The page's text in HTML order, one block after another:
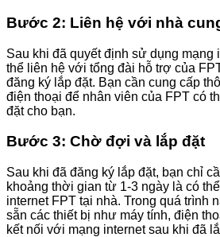
Bước 2: Liên hệ với nhà
Sau khi đã quyết định sử dụng mạng
thể liên hệ với tổng đài hỗ trợ của
đăng ký lắp đặt. Bạn cần cung cấp
điện thoại để nhân viên của FPT có
đặt cho bạn.
Bước 3: Chờ đợi và lắp đặt
Sau khi đã đăng ký lắp đặt, bạn chỉ
khoảng thời gian từ 1-3 ngày là có
internet FPT tại nhà. Trong quá trình
sẵn các thiết bị như máy tính, điện
kết nối với mạng internet sau khi đã